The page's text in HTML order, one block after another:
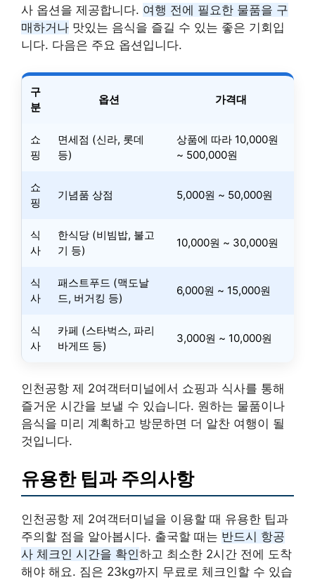
사 옵션을 제공합니다. 여행 전에 필요한 물품을 구
매하거나 맛있는 음식을 즐길 수 있는 좋은 기회입
니다. 다음은 주요 옵션입니다.
구
분
옵션 가격대
쇼
핑
면세점 (신라, 롯데
등)
상품에 따라 10,000원
~ 500,000원
쇼
핑
기념품 상점 5,000원 ~ 50,000원
식
사
한식당 (비빔밥, 불고
기 등)
10,000원 ~ 30,000원
식
사
패스트푸드 (맥도날
드, 버거킹 등)
6,000원 ~ 15,000원
식
사
카페 (스타벅스, 파리
바게뜨 등)
3,000원 ~ 10,000원
인천공항 제 2여객터미널에서 쇼핑과 식사를 통해
즐거운 시간을 보낼 수 있습니다. 원하는 물품이나
음식을 미리 계획하고 방문하면 더 알찬 여행이 될
것입니다.
유용한 팁과 주의사항
인천공항 제 2여객터미널을 이용할 때 유용한 팁과
주의할 점을 알아봅시다. 출국할 때는 반드시 항공
사 체크인 시간을 확인하고 최소한 2시간 전에 도착
해야 해요. 짐은 23kg까지 무료로 체크인할 수 있습